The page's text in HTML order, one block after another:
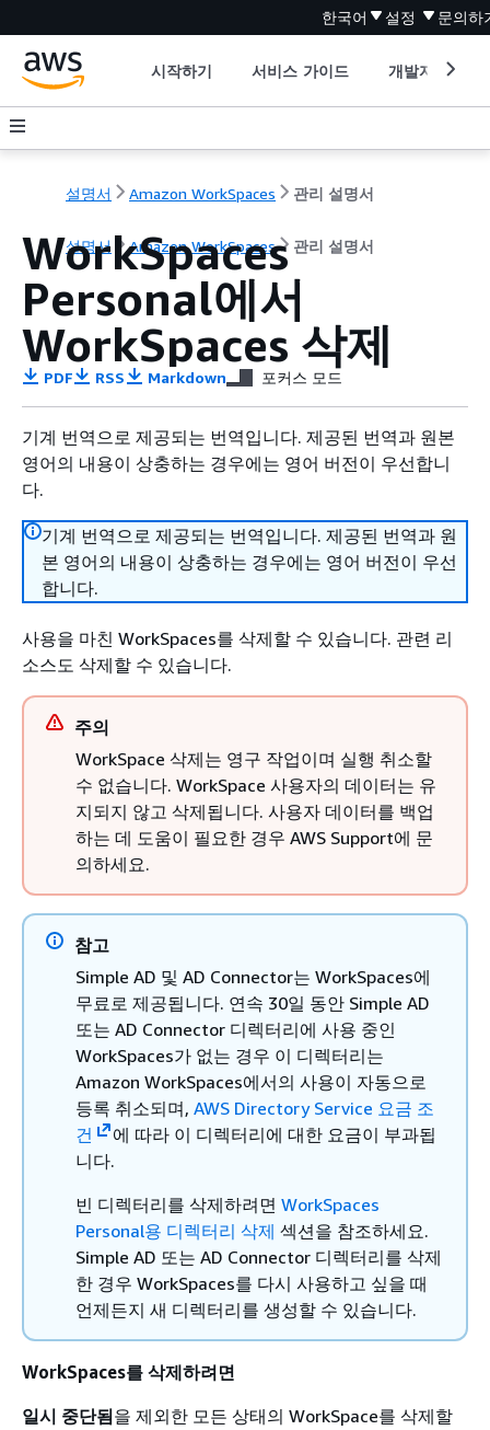
한국어 설정 문의하
시작하기 서비스 가이드 개발자 도구
설명서 Amazon WorkSpaces 관리 설명서
설명서 Amazon WorkSpaces 관리 설명서
WorkSpaces
Personal에서
WorkSpaces 삭제
PDF RSS Markdown 포커스 모드
기계 번역으로 제공되는 번역입니다. 제공된 번역과 원본
영어의 내용이 상충하는 경우에는 영어 버전이 우선합니
다.
기계 번역으로 제공되는 번역입니다. 제공된 번역과 원
본 영어의 내용이 상충하는 경우에는 영어 버전이 우선
합니다.
사용을 마친 WorkSpaces를 삭제할 수 있습니다. 관련 리
소스도 삭제할 수 있습니다.
주의
WorkSpace 삭제는 영구 작업이며 실행 취소할
수 없습니다. WorkSpace 사용자의 데이터는 유
지되지 않고 삭제됩니다. 사용자 데이터를 백업
하는 데 도움이 필요한 경우 AWS Support에 문
의하세요.
참고
Simple AD 및 AD Connector는 WorkSpaces에
무료로 제공됩니다. 연속 30일 동안 Simple AD
또는 AD Connector 디렉터리에 사용 중인
WorkSpaces가 없는 경우 이 디렉터리는
Amazon WorkSpaces에서의 사용이 자동으로
등록 취소되며, AWS Directory Service 요금 조
건
에 따라 이 디렉터리에 대한 요금이 부과됩
니다.
빈 디렉터리를 삭제하려면 WorkSpaces
Personal용 디렉터리 삭제 섹션을 참조하세요.
Simple AD 또는 AD Connector 디렉터리를 삭제
한 경우 WorkSpaces를 다시 사용하고 싶을 때
언제든지 새 디렉터리를 생성할 수 있습니다.
WorkSpaces를 삭제하려면
일시 중단됨을 제외한 모든 상태의 WorkSpace를 삭제할